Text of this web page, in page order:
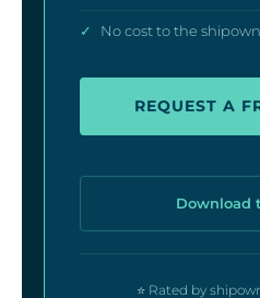
✓ No cost to the
REQUEST A
Download
⭐ Rated by